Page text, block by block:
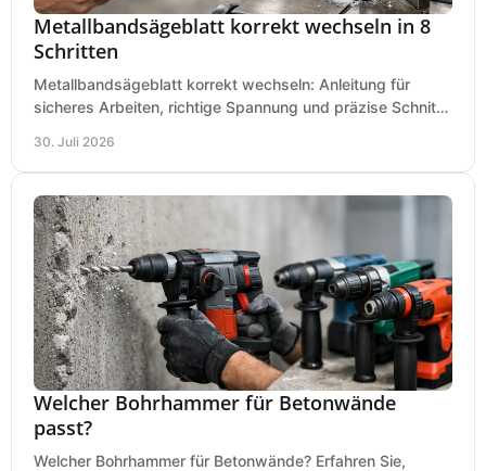
Metallbandsägeblatt korrekt wechseln in 8
Schritten
Metallbandsägeblatt korrekt wechseln: Anleitung für
sicheres Arbeiten, richtige Spannung und präzise Schnitte
30. Juli 2026
Welcher Bohrhammer für Betonwände
passt?
Welcher Bohrhammer für Betonwände? Erfahren Sie,